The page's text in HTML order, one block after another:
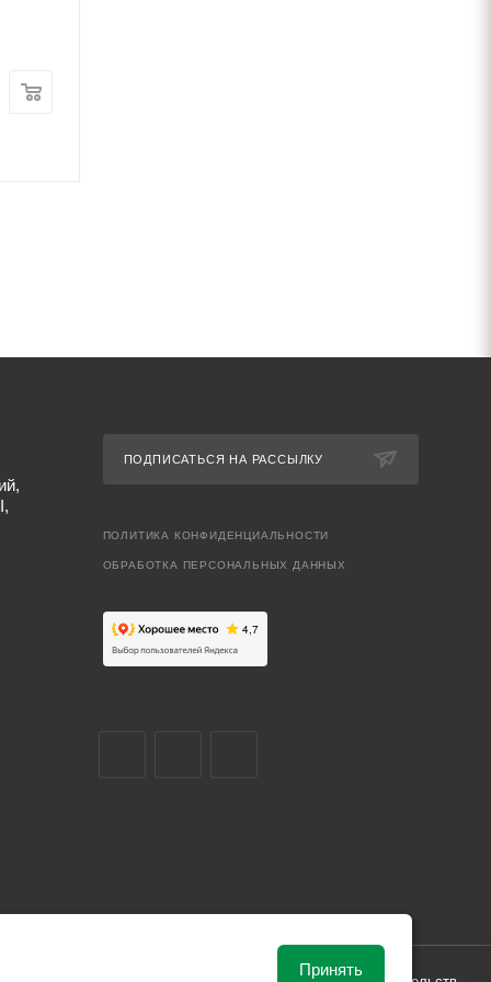
ПОДПИСАТЬСЯ НА РАССЫЛКУ
ПОЛИТИКА КОНФИДЕНЦИАЛЬНОСТИ
ОБРАБОТКА ПЕРСОНАЛЬНЫХ ДАННЫХ
Принять